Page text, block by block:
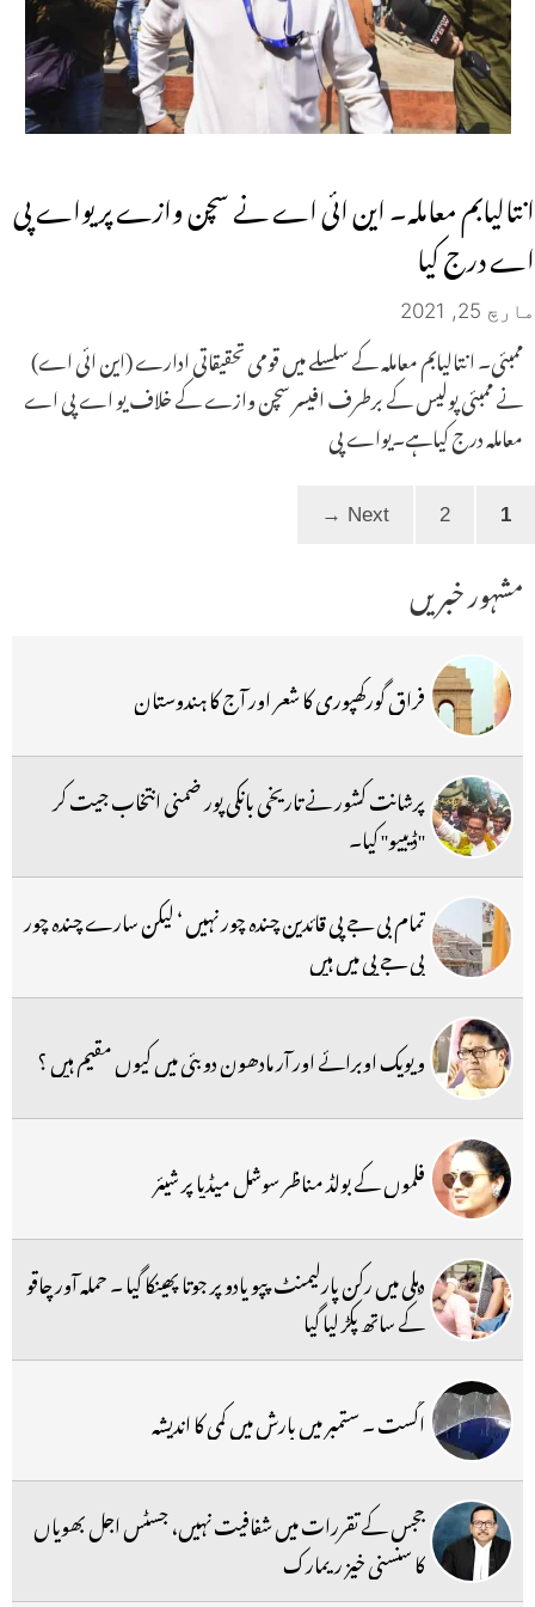
انتالیابم معاملہ۔ این ائی اے نے سچن وازے پر یواے پی
اے درج کیا
مارچ 25, 2021
ممبئی۔ انتالیابم معاملہ کے سلسلے میں قومی تحقیقاتی ادارے (این ائی اے)
نے ممبئی پولیس کے برطرف افیسر سچن وازے کے خلاف یو اے پی اے
معاملہ درج کیاہے۔یواے پی
Page1
Page
2
Next
→
مشہور خبریں
فراق گورکھپوری کا شعر اور آج کا ہندوستان
پرشانت کشور نے تاریخی بانکی پور ضمنی انتخاب جیت کر
''ڈیبیو'' کیا۔
تمام بی جے پی قائدین چندہ چور نہیں ‘ لیکن سارے چندہ چور
بی جے پی میں ہیں
ویویک اوبرائے اور آر مادھون دوبئی میں کیوں مقیم ہیں ؟
فلموں کے بولڈ مناظر سوشل میڈیا پر شیئر
دہلی میں رکن پارلیمنٹ پپو یادو پر جوتا پھینکا گیا ۔ حملہ آور چاقو
کے ساتھ پکڑ لیا گیا
اگست ۔ ستمبر میں بارش میں کمی کا اندیشہ
ججس کے تقررات میں شفافیت نہیں، جسٹس اجل بھویاں
کا سنسنی خیز ریمارک